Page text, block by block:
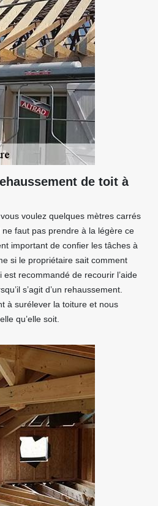
de toit à
voulez quelques mètres carrés
faut pas prendre à la légère ce
important de confier les tâches à
si le propriétaire sait comment
recommandé de recourir l’aide
s’agit d’un rehaussement.
à surélever la toiture et nous
qu’elle soit.